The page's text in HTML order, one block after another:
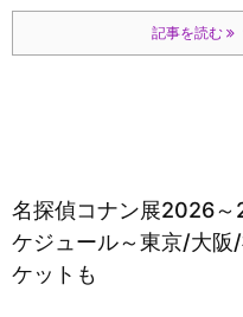
記事を読む
名探偵コナン展2026
ケジュール～東京/大
ケットも